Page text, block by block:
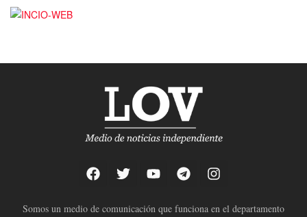
Somos un medio de comunicación que funciona en el departamento